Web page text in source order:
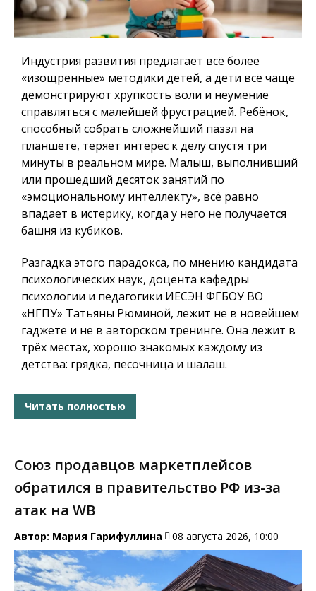
Индустрия развития предлагает всё более
«изощрённые» методики детей, а дети всё чаще
демонстрируют хрупкость воли и неумение
справляться с малейшей фрустрацией. Ребёнок,
способный собрать сложнейший паззл на
планшете, теряет интерес к делу спустя три
минуты в реальном мире. Малыш, выполнивший
или прошедший десяток занятий по
«эмоциональному интеллекту», всё равно
впадает в истерику, когда у него не получается
башня из кубиков.
Разгадка этого парадокса, по мнению кандидата
психологических наук, доцента кафедры
психологии и педагогики ИЕСЭН ФГБОУ ВО
«НГПУ» Татьяны Рюминой, лежит не в новейшем
гаджете и не в авторском тренинге. Она лежит в
трёх местах, хорошо знакомых каждому из
детства: грядка, песочница и шалаш.
Читать полностью
Союз продавцов маркетплейсов
обратился в правительство РФ из-за
атак на WB
Автор: Мария Гарифуллина 08 августа 2026, 10:00